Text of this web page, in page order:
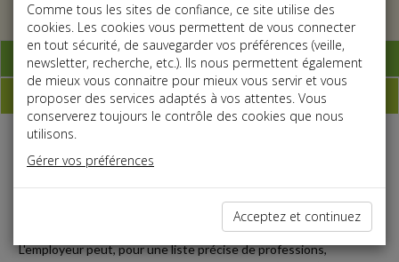
Base documentaire
Dépêches
Social, Paye
Date: 2025-01-27
SORTIE PROGRESSIVE DE DFS : LES TAUX 2025
L'employeur peut, pour une liste précise de professions,
Comme tous les sites de confiance, ce site utilise des
cookies. Les cookies vous permettent de vous connecter
en tout sécurité, de sauvegarder vos préférences (veille,
newsletter, recherche, etc.). Ils nous permettent également
de mieux vous connaitre pour mieux vous servir et vous
proposer des services adaptés à vos attentes. Vous
conserverez toujours le contrôle des cookies que nous
utilisons.
Gérer vos préférences
Acceptez et continuez